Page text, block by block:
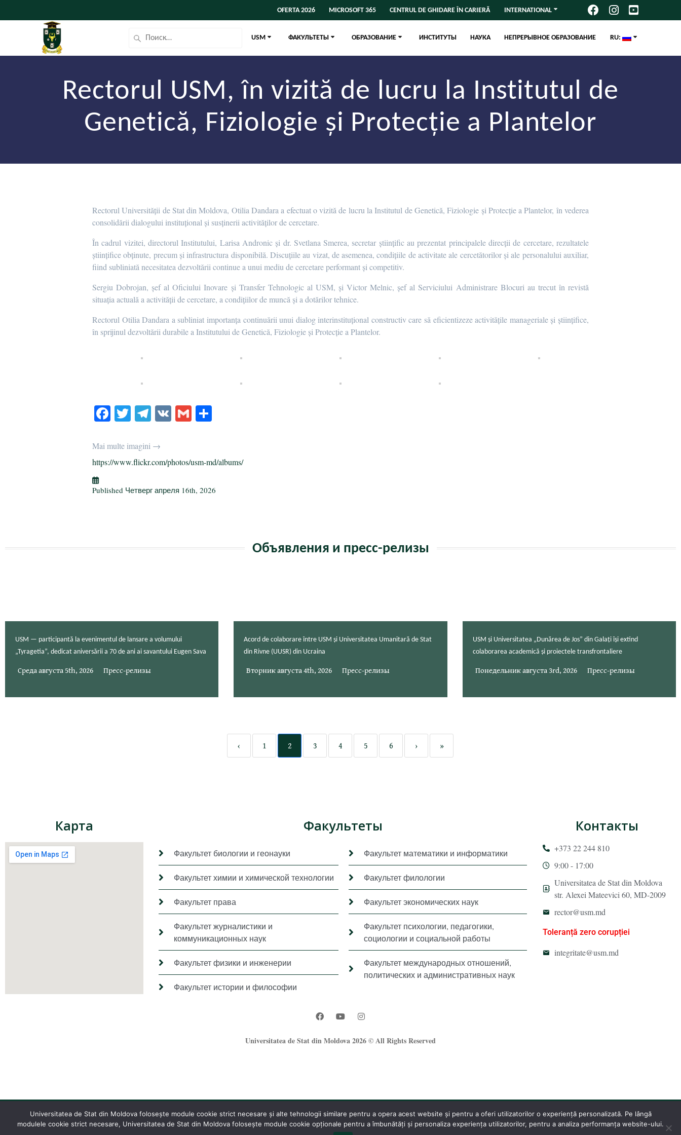
OFERTA 2026 MICROSOFT 365 CENTRUL DE GHIDARE ÎN CARIERĂ INTERNATIONAL
USM ФАКУЛЬТЕТЫ ОБРАЗОВАНИЕ ИНСТИТУТЫ НАУКА НЕПРЕРЫВНОЕ ОБРАЗОВАНИЕ RU:
Rectorul USM, în vizită de lucru la Institutul de
Genetică, Fiziologie și Protecție a Plantelor
Rectorul Universității de Stat din Moldova, Otilia Dandara a efectuat o vizită de lucru la Institutul de Genetică, Fiziologie și Protecție a Plantelor, în vederea
consolidării dialogului instituțional și susținerii activităților de cercetare.
În cadrul vizitei, directorul Institutului, Larisa Andronic și dr. Svetlana Smerea, secretar științific au prezentat principalele direcții de cercetare, rezultatele
științifice obținute, precum și infrastructura disponibilă. Discuțiile au vizat, de asemenea, condițiile de activitate ale cercetătorilor și ale personalului auxiliar,
fiind subliniată necesitatea dezvoltării continue a unui mediu de cercetare performant și competitiv.
Sergiu Dobrojan, șef al Oficiului Inovare și Transfer Tehnologic al USM, și Victor Melnic, șef al Serviciului Administrare Blocuri au trecut în revistă
situația actuală a activității de cercetare, a condițiilor de muncă și a dotărilor tehnice.
Rectorul Otilia Dandara a subliniat importanța continuării unui dialog interinstituțional constructiv care să eficientizeze activitățile manageriale și științifice,
în sprijinul dezvoltării durabile a Institutului de Genetică, Fiziologie și Protecție a Plantelor.
Fa
bo
ok
T
tte
r
Te
gr
a
V G
а
и
Mai multe imagini →
https://www.flickr.com/photos/usm-md/albums/
Published Четверг апреля 16th, 2026
Объявления и пресс-релизы
USM — participantă la evenimentul de lansare a volumului
„Tyragetia”, dedicat aniversării a 70 de ani ai savantului Eugen Sava
Среда августа 5th, 2026 Пресс-релизы
Acord de colaborare între USM și Universitatea Umanitară de Stat
din Rivne (UUSR) din Ucraina
Вторник августа 4th, 2026 Пресс-релизы
USM și Universitatea „Dunărea de Jos” din Galați își extind
colaborarea academică și proiectele transfrontaliere
Понедельник августа 3rd, 2026 Пресс-релизы
‹ 1 2 3 4 5 6 › »
Карта Факультеты
Факультет биологии и геонауки
Факультет химии и химической технологии
Факультет права
Факультет журналистики и
коммуникационных наук
Факультет физики и инженерии
Факультет истории и философии
Факультет математики и информатики
Факультет филологии
Факультет экономических наук
Факультет психологии, педагогики,
социологии и социальной работы
Факультет международных отношений,
политических и административных наук
Контакты
+373 22 244 810
9:00 - 17:00
Universitatea de Stat din Moldova
str. Alexei Mateevici 60, MD-2009
rector@usm.md
Toleranță zero corupției
integritate@usm.md
Universitatea de Stat din Moldova 2026 © All Rights Reserved
Oficiul Programare Web al USM®
Universitatea de Stat din Moldova folosește module cookie strict necesare și alte tehnologii similare pentru a opera acest website și pentru a oferi utilizatorilor o experiență personalizată. Pe lângă
modulele cookie strict necesare, Universitatea de Stat din Moldova folosește module cookie opționale pentru a îmbunătăți și personaliza experiența utilizatorilor, pentru a analiza performanța website-ului.